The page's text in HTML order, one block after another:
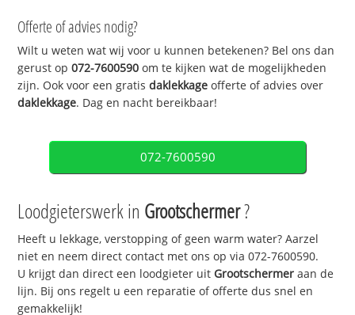
Offerte of advies nodig?
Wilt u weten wat wij voor u kunnen betekenen? Bel ons dan
gerust op072-7600590 om te kijken wat de mogelijkheden
zijn. Ook voor een gratisdaklekkage offerte of advies over
daklekkage. Dag en nacht bereikbaar!
072-7600590
Loodgieterswerk in Grootschermer?
Heeft u lekkage, verstopping of geen warm water? Aarzel
niet en neem direct contact met ons op via 072-7600590.
U krijgt dan direct een loodgieter uit Grootschermeraan de
lijn. Bij ons regelt u een reparatie of offerte dus snel en
gemakkelijk!